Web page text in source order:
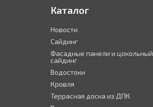
Каталог
Новости
Сайдинг
Фасадные панели и цокольный
сайдинг
Водостоки
Кровля
Террасная доска из ДПК